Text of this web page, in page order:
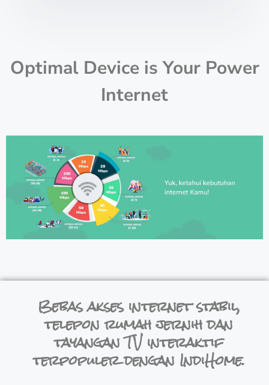
Optimal Device is Your Power
Internet
Bebas akses internet stabil,
telepon rumah jernih dan
tayangan TV interaktif
terpopuler dengan IndiHome.